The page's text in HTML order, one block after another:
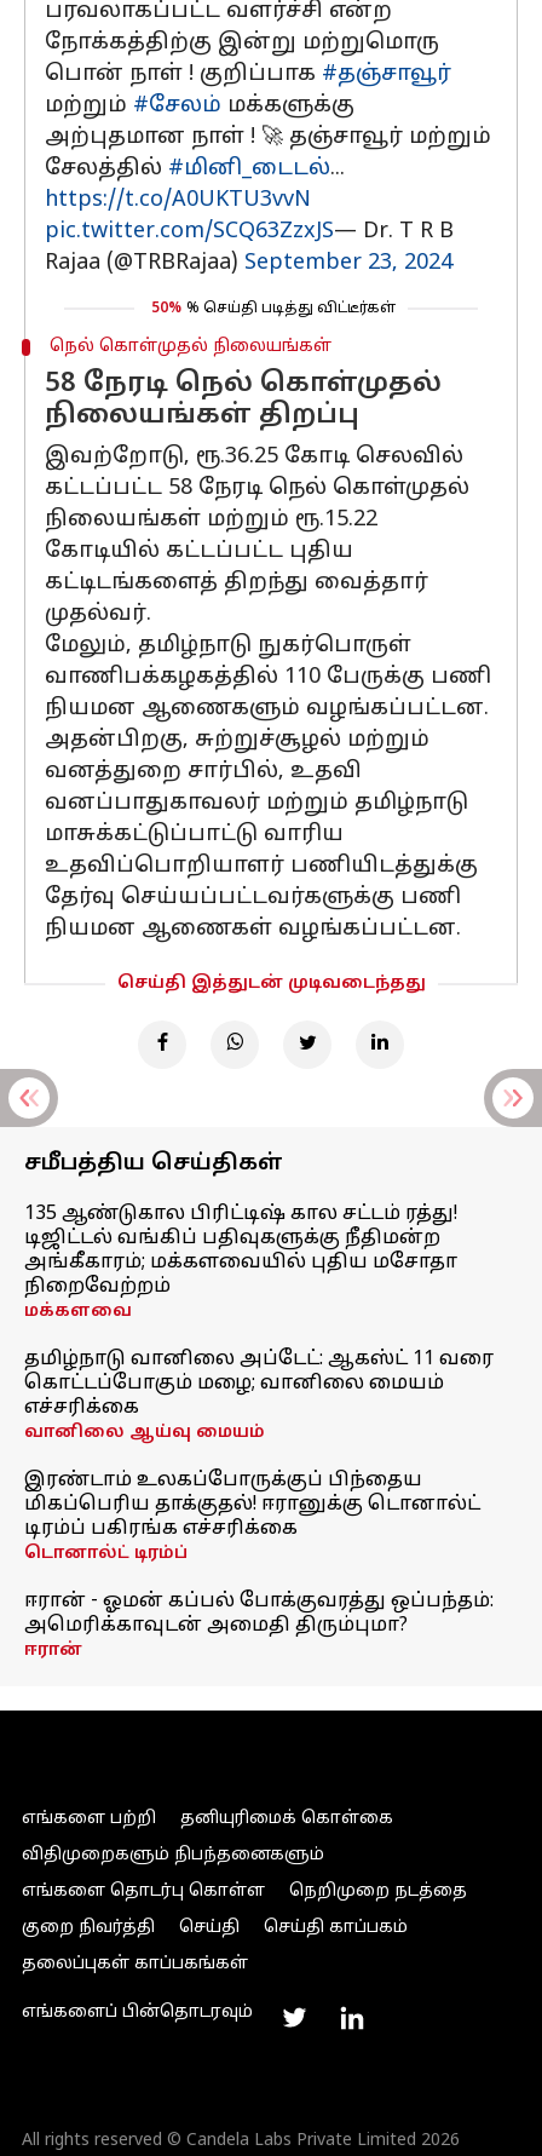
பரவலாகப்பட்ட வளர்ச்சி என்ற
நோக்கத்திற்கு இன்று மற்றுமொரு
பொன் நாள் ! குறிப்பாக #தஞ்சாவூர்
மற்றும் #சேலம் மக்களுக்கு
அற்புதமான நாள் ! 🚀 தஞ்சாவூர் மற்றும்
சேலத்தில் #மினி_டைடல்...
https://t.co/A0UKTU3vvN
pic.twitter.com/SCQ63ZzxJS— Dr. T R B
Rajaa (@TRBRajaa) September 23, 2024
50% % செய்தி படித்து விட்டீர்கள்
நெல் கொள்முதல் நிலையங்கள்
58 நேரடி நெல் கொள்முதல்
நிலையங்கள் திறப்பு
இவற்றோடு, ரூ.36.25 கோடி செலவில்
கட்டப்பட்ட 58 நேரடி நெல் கொள்முதல்
நிலையங்கள் மற்றும் ரூ.15.22
கோடியில் கட்டப்பட்ட புதிய
கட்டிடங்களைத் திறந்து வைத்தார்
முதல்வர்.
மேலும், தமிழ்நாடு நுகர்பொருள்
வாணிபக்கழகத்தில் 110 பேருக்கு பணி
நியமன ஆணைகளும் வழங்கப்பட்டன.
அதன்பிறகு, சுற்றுச்சூழல் மற்றும்
வனத்துறை சார்பில், உதவி
வனப்பாதுகாவலர் மற்றும் தமிழ்நாடு
மாசுக்கட்டுப்பாட்டு வாரிய
உதவிப்பொறியாளர் பணியிடத்துக்கு
தேர்வு செய்யப்பட்டவர்களுக்கு பணி
நியமன ஆணைகள் வழங்கப்பட்டன.
செய்தி இத்துடன் முடிவடைந்தது
சமீபத்திய செய்திகள்
135 ஆண்டுகால பிரிட்டிஷ் கால சட்டம் ரத்து!
டிஜிட்டல் வங்கிப் பதிவுகளுக்கு நீதிமன்ற
அங்கீகாரம்; மக்களவையில் புதிய மசோதா
நிறைவேற்றம்
மக்களவை
தமிழ்நாடு வானிலை அப்டேட்: ஆகஸ்ட் 11 வரை
கொட்டப்போகும் மழை; வானிலை மையம்
எச்சரிக்கை
வானிலை ஆய்வு மையம்
இரண்டாம் உலகப்போருக்குப் பிந்தைய
மிகப்பெரிய தாக்குதல்! ஈரானுக்கு டொனால்ட்
டிரம்ப் பகிரங்க எச்சரிக்கை
டொனால்ட் டிரம்ப்
ஈரான் - ஓமன் கப்பல் போக்குவரத்து ஒப்பந்தம்:
அமெரிக்காவுடன் அமைதி திரும்புமா?
ஈரான்
எங்களை பற்றி
தனியுரிமைக் கொள்கை
விதிமுறைகளும் நிபந்தனைகளும்
எங்களை தொடர்பு கொள்ள
நெறிமுறை நடத்தை
குறை நிவர்த்தி
செய்தி
செய்தி காப்பகம்
தலைப்புகள் காப்பகங்கள்
எங்களைப் பின்தொடரவும்
All rights reserved © Candela Labs Private Limited 2026